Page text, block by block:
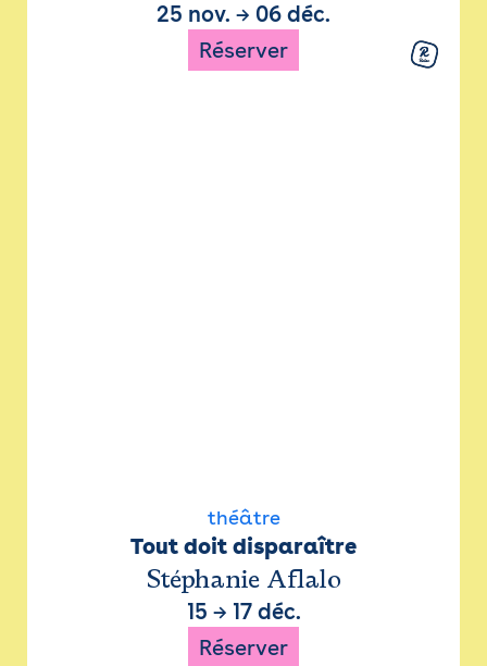
25 nov. → 06 déc.
Réserver
théâtre
Tout doit disparaître
Stéphanie Aflalo
15 → 17 déc.
Réserver